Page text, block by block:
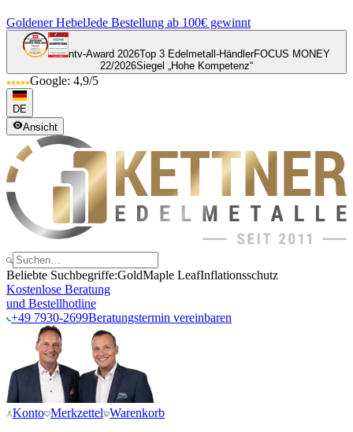
Goldener HebelJede Bestellung ab 100€ gewinnt
ntv-Award 2026Top 3 Edelmetall-HändlerFOCUS MONEY
22/2026Siegel „Hohe Kompetenz“
Google: 4,9/5
DE
Ansicht
Beliebte Suchbegriffe:GoldMaple LeafInflationsschutz
Kostenlose Beratung
und Bestellhotline
+49 7930-2699Beratungstermin vereinbaren
Konto Merkzettel Warenkorb